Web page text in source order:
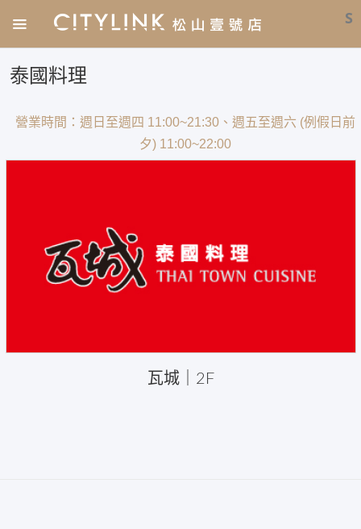
S
泰國料理
營業時間：週日至週四 11:00~21:30、週五至週六 (例假日前
夕) 11:00~22:00
瓦城｜2F